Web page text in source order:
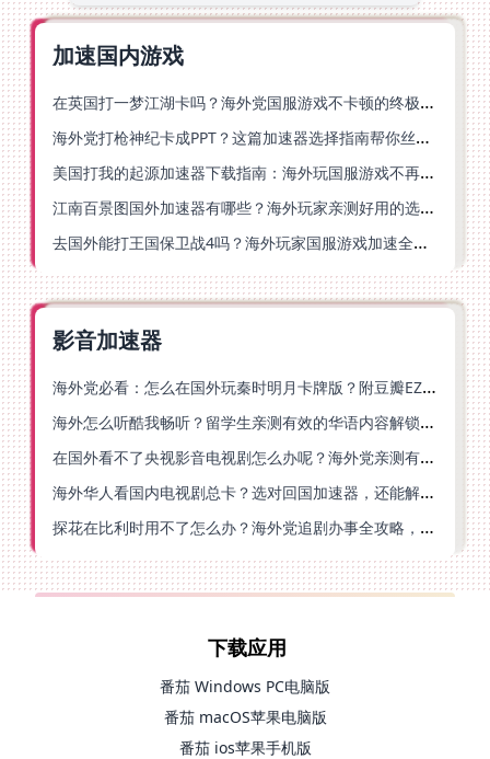
加速国内游戏
在英国打一梦江湖卡吗？海外党国服游戏不卡顿的终极解法
海外党打枪神纪卡成PPT？这篇加速器选择指南帮你丝滑上分
美国打我的起源加速器下载指南：海外玩国服游戏不再卡的终极方案
江南百景图国外加速器有哪些？海外玩家亲测好用的选择与避坑指南
去国外能打王国保卫战4吗？海外玩家国服游戏加速全攻略（附公主连结幻想江湖实测）
影音加速器
海外党必看：怎么在国外玩秦时明月卡牌版？附豆瓣EZCast地区限制破解法
海外怎么听酷我畅听？留学生亲测有效的华语内容解锁指南
在国外看不了央视影音电视剧怎么办呢？海外党亲测有效的回国加速方案
海外华人看国内电视剧总卡？选对回国加速器，还能解决菲律宾打不开反诈中心的问题
探花在比利时用不了怎么办？海外党追剧办事全攻略，选对加速器就够了
下载应用
番茄 Windows PC电脑版
番茄 macOS苹果电脑版
番茄 ios苹果手机版